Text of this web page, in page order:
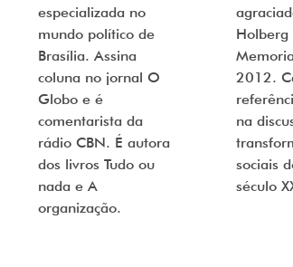
especializada no
mundo político de
Brasília. Assina
coluna no jornal O
Globo e é
comentarista da
rádio CBN. É autora
dos livros Tudo ou
nada e A
organização.
Holberg
2012.
na
sociais
século